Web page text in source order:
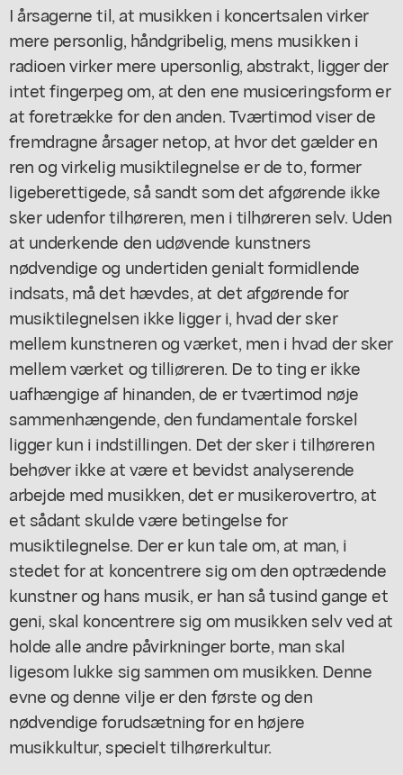
I årsagerne til, at musikken i koncertsalen virker
mere personlig, håndgribelig, mens musikken i
radioen virker mere upersonlig, abstrakt, ligger der
intet fingerpeg om, at den ene musiceringsform er
at foretrække for den anden. Tværtimod viser de
fremdragne årsager netop, at hvor det gælder en
ren og virkelig musiktilegnelse er de to, former
ligeberettigede, så sandt som det afgørende ikke
sker udenfor tilhøreren, men i tilhøreren selv. Uden
at underkende den udøvende kunstners
nødvendige og undertiden genialt formidlende
indsats, må det hævdes, at det afgørende for
musiktilegnelsen ikke ligger i, hvad der sker
mellem kunstneren og værket, men i hvad der sker
mellem værket og tilliøreren. De to ting er ikke
uafhængige af hinanden, de er tværtimod nøje
sammenhængende, den fundamentale forskel
ligger kun i indstillingen. Det der sker i tilhøreren
behøver ikke at være et bevidst analyserende
arbejde med musikken, det er musikerovertro, at
et sådant skulde være betingelse for
musiktilegnelse. Der er kun tale om, at man, i
stedet for at koncentrere sig om den optrædende
kunstner og hans musik, er han så tusind gange et
geni, skal koncentrere sig om musikken selv ved at
holde alle andre påvirkninger borte, man skal
ligesom lukke sig sammen om musikken. Denne
evne og denne vilje er den første og den
nødvendige forudsætning for en højere
musikkultur, specielt tilhørerkultur.